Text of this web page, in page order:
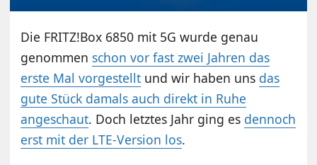
Die FRITZ!Box 6850 mit 5G wurde genau
genommen schon vor fast zwei Jahren das
erste Mal vorgestellt und wir haben uns das
gute Stück damals auch direkt in Ruhe
angeschaut. Doch letztes Jahr ging es dennoch
erst mit der LTE-Version los.